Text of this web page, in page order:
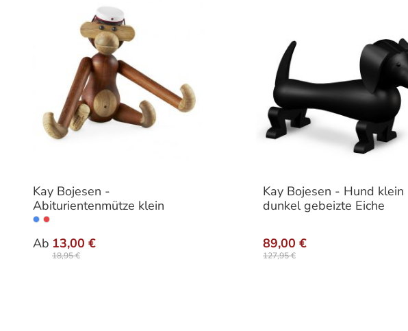
Kay Bojesen -
Abiturientenmütze klein
Ab 13,00 €
18,95 €
Kay Bojesen - Hund klein
dunkel gebeizte Eiche
89,00 €
127,95 €